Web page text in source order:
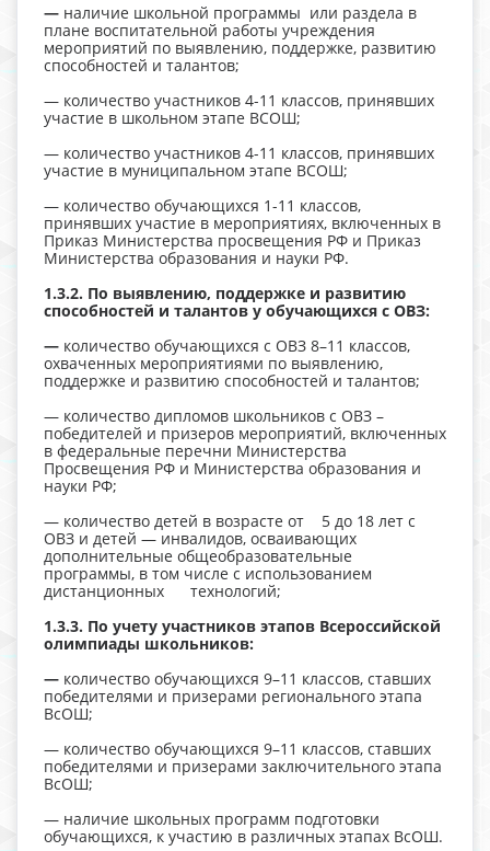
— наличие школьной программы или раздела в
плане воспитательной работы учреждения
мероприятий по выявлению, поддержке, развитию
способностей и талантов;
— количество участников 4-11 классов, принявших
участие в школьном этапе ВСОШ;
— количество участников 4-11 классов, принявших
участие в муниципальном этапе ВСОШ;
— количество обучающихся 1-11 классов,
принявших участие в мероприятиях, включенных в
Приказ Министерства просвещения РФ и Приказ
Министерства образования и науки РФ.
1.3.2. По выявлению, поддержке и развитию
способностей и талантов у обучающихся с ОВЗ:
— количество обучающихся с ОВЗ 8–11 классов,
охваченных мероприятиями по выявлению,
поддержке и развитию способностей и талантов;
— количество дипломов школьников с ОВЗ –
победителей и призеров мероприятий, включенных
в федеральные перечни Министерства
Просвещения РФ и Министерства образования и
науки РФ;
— количество детей в возрасте от 5 до 18 лет с
ОВЗ и детей — инвалидов, осваивающих
дополнительные общеобразовательные
программы, в том числе с использованием
дистанционных технологий;
1.3.3. По учету участников этапов Всероссийской
олимпиады школьников:
— количество обучающихся 9–11 классов, ставших
победителями и призерами регионального этапа
ВсОШ;
— количество обучающихся 9–11 классов, ставших
победителями и призерами заключительного этапа
ВсОШ;
— наличие школьных программ подготовки
обучающихся, к участию в различных этапах ВсОШ.